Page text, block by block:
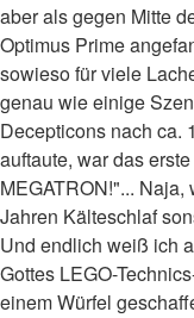
aber als gegen Mitte
Optimus Prime
sowieso für viele
genau wie einige
Decepticons nach ca.
auftaute, war das
MEGATRON!"...
Jahren Kälteschlaf
Und endlich weiß ich
Gottes LEGO-
einem Würfel